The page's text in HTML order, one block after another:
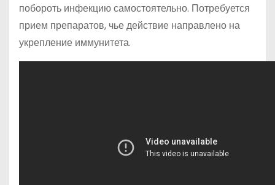
побороть инфекцию самостоятельно. Потребуется
прием препаратов, чье действие направлено на
укрепление иммунитета.